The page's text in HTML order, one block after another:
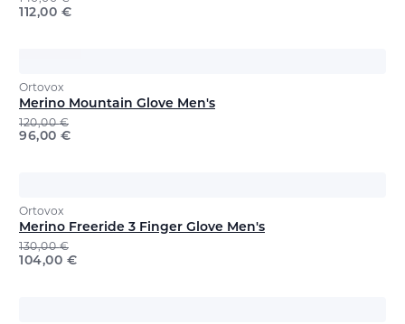
112,00 €
Ortovox
Merino Mountain Glove Men's
120,00€
96,00 €
Ortovox
Merino Freeride 3 Finger Glove Men's
130,00€
104,00 €